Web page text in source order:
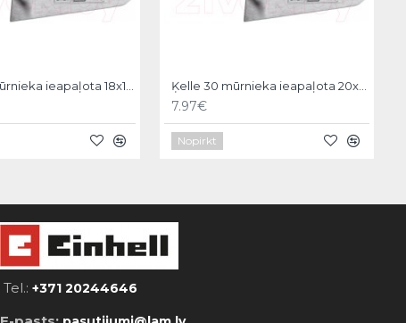
7.97€
Nopirkt
Tel.:+371 20244646